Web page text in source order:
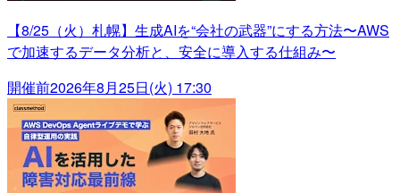
【8/25（火）札幌】生成AIを“会社の武器”にする方法〜AWS
で加速するデータ分析と、安全に導入する仕組み〜
開催前2026年8月25日(火) 17:30